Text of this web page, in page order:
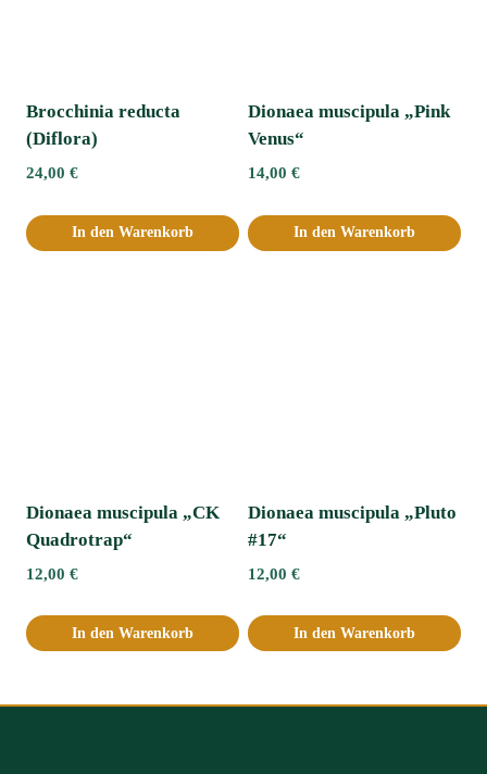
Brocchinia reducta
(Diflora)
24,00 €
In den Warenkorb
Dionaea muscipula „Pink
Venus“
14,00 €
In den Warenkorb
Dionaea muscipula „CK
Quadrotrap“
12,00 €
In den Warenkorb
Dionaea muscipula „Pluto
#17“
12,00 €
In den Warenkorb